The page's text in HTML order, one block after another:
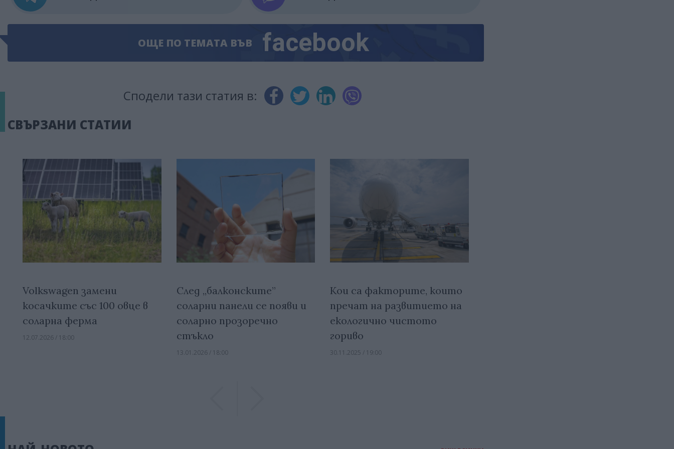
ОЩЕ ПО ТЕМАТА ВЪВ facebook
Сподели тази статия в:
СВЪРЗАНИ СТАТИИ
Volkswagen замени
косачките със 100 овце в
соларна ферма
12.07.2026 / 18:00
След „балконските”
соларни панели се появи и
соларно прозоречно
стъкло
13.01.2026 / 18:00
Кои са факторите, които
пречат на развитието на
екологично чистото
гориво
30.11.2025 / 19:00